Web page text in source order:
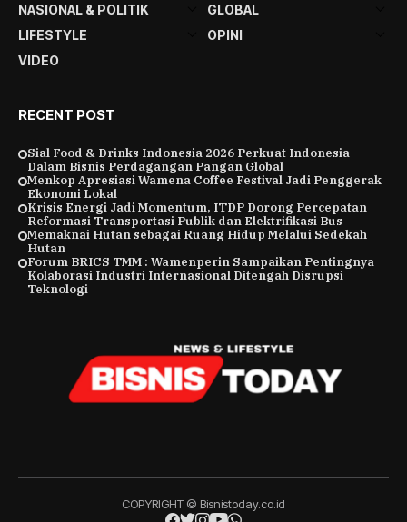
NASIONAL & POLITIK
GLOBAL
LIFESTYLE
OPINI
VIDEO
RECENT POST
Sial Food & Drinks Indonesia 2026 Perkuat Indonesia
Dalam Bisnis Perdagangan Pangan Global
Menkop Apresiasi Wamena Coffee Festival Jadi Penggerak
Ekonomi Lokal
Krisis Energi Jadi Momentum, ITDP Dorong Percepatan
Reformasi Transportasi Publik dan Elektrifikasi Bus
Memaknai Hutan sebagai Ruang Hidup Melalui Sedekah
Hutan
Forum BRICS TMM : Wamenperin Sampaikan Pentingnya
Kolaborasi Industri Internasional Ditengah Disrupsi
Teknologi
COPYRIGHT © Bisnistoday.co.id